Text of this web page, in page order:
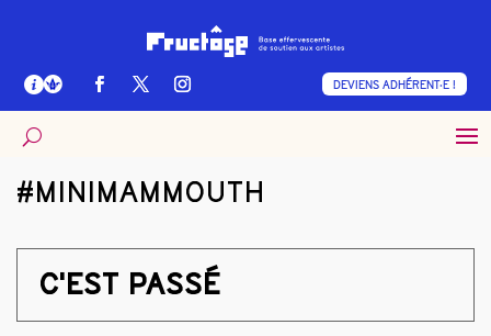
DEVIENS ADHÉRENT·E !
#MINIMAMMOUTH
C'EST PASSÉ